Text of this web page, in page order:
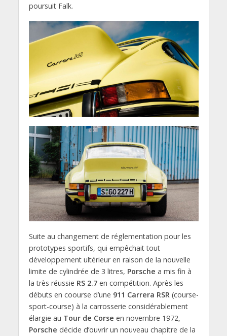
poursuit Falk.
Suite au changement de réglementation pour les
prototypes sportifs, qui empêchait tout
développement ultérieur en raison de la nouvelle
limite de cylindrée de 3 litres, Porsche a mis fin à
la très réussie RS 2.7en compétition. Après les
débuts en coourse d’une 911 Carrera RSR(course-
sport-course) à la carrosserie considérablement
élargie au Tour de Corse en novembre 1972,
Porsche décide d’ouvrir un nouveau chapitre de la